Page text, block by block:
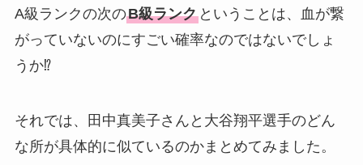
A級ランクの次のB級ランクということは、血が繋
がっていないのにすごい確率なのではないでしょ
うか⁉︎
それでは、田中真美子さんと大谷翔平選手のどん
な所が具体的に似ているのかまとめてみました。